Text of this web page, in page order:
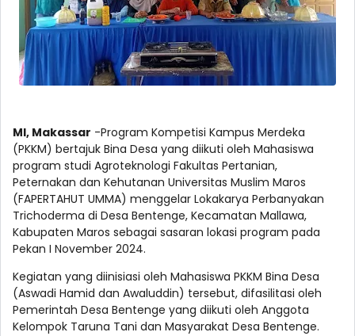
MI, Makassar -Program Kompetisi Kampus Merdeka
(PKKM) bertajuk Bina Desa yang diikuti oleh Mahasiswa
program studi Agroteknologi Fakultas Pertanian,
Peternakan dan Kehutanan Universitas Muslim Maros
(FAPERTAHUT UMMA) menggelar Lokakarya Perbanyakan
Trichoderma di Desa Bentenge, Kecamatan Mallawa,
Kabupaten Maros sebagai sasaran lokasi program pada
Pekan I November 2024.
Kegiatan yang diinisiasi oleh Mahasiswa PKKM Bina Desa
(Aswadi Hamid dan Awaluddin) tersebut, difasilitasi oleh
Pemerintah Desa Bentenge yang diikuti oleh Anggota
Kelompok Taruna Tani dan Masyarakat Desa Bentenge.